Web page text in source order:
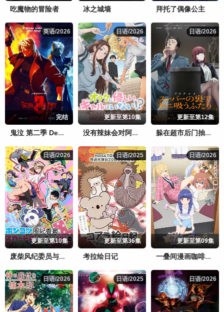
吃魔物的冒险者 冰之城墙 拜托了偶像公主
英语/2026
英语/2026
完结
鬼泣 第二季 Devil May Cry Season 2
日语/2026
日语/2026
更新至第10集
没有辣妹会对阿宅温柔!?
日语/2026
日语/2026
更新至第12集
躲在超市后门抽烟的两人
日语/2026
日语/2026
更新至第10集
废柴风纪委员与裙子长度不合规的JK的故事
日语/2025
日语/2025
更新至第36集
考拉绘日记
日语/2026
日语/2026
更新至第09集
一叠间漫画咖啡屋生活！
日语/2026
日语/2026 日语/2025
日语/2025 日语/2026
日语/2026